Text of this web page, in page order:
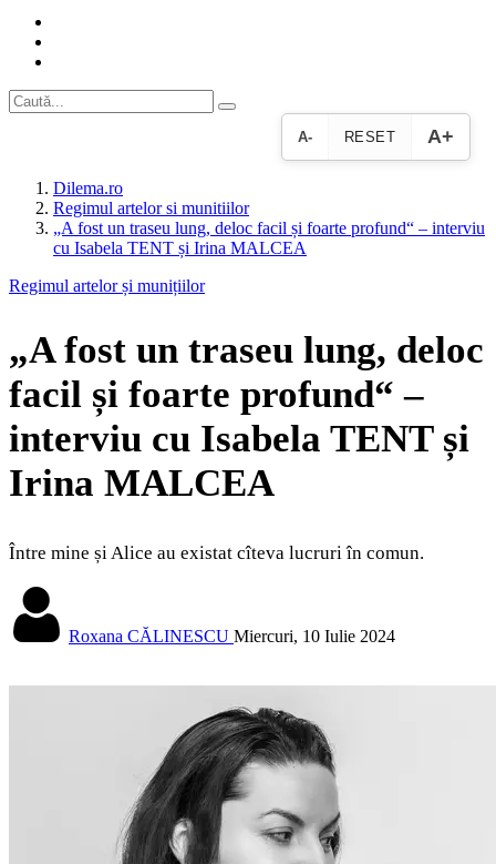
A- RESET A+
Dilema.ro
Regimul artelor si munitiilor
„A fost un traseu lung, deloc facil și foarte profund“ – interviu
cu Isabela TENT și Irina MALCEA
Regimul artelor și munițiilor
„A fost un traseu lung, deloc
facil și foarte profund“ –
interviu cu Isabela TENT și
Irina MALCEA
Între mine și Alice au existat cîteva lucruri în comun.
Roxana CĂLINESCU Miercuri, 10 Iulie 2024